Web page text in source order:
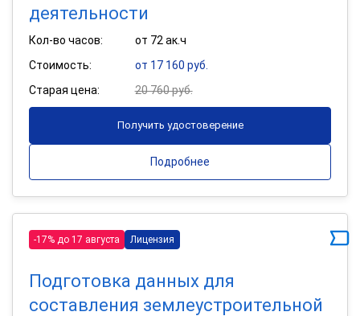
деятельности
Кол-во часов:
от 72 ак.ч
Стоимость:
от 17 160 руб.
Старая цена:
20 760 руб.
Получить удостоверение
Подробнее
-17% до 17 августа Лицензия
Подготовка данных для
составления землеустроительной